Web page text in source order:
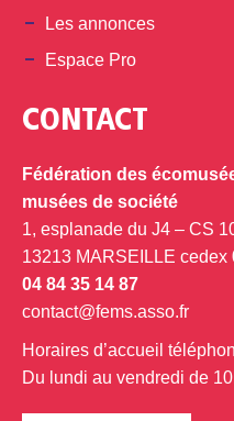
Les annonces
Espace Pro
CONTACT
Fédération des
musées de société
1, esplanade du J4 – CS
13213 MARSEILLE cedex
04 84 35 14 87
contact@fems.asso.fr
Horaires d’accueil
Du lundi au vendredi de